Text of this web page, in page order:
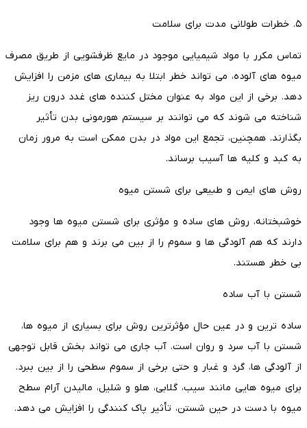
۵. خطرات طولانی مدت برای سلامت
تماس مکرر با مواد شیمیایی موجود در مایع ظرفشویی از طریق مصرف
میوه های آلوده، می تواند خطر ابتلا به بیماری های مزمن را افزایش
دهد. برخی از این مواد به عنوان مختل کننده های غدد درون ریز
شناخته می شوند که می توانند بر سیستم هورمونی بدن تأثیر
بگذارند. همچنین، تجمع این مواد در بدن ممکن است به مرور زمان
به کبد و کلیه ها آسیب برساند.
روش های ایمن و طبیعی برای شستن میوه
خوشبختانه، روش های ساده و مؤثری برای شستن میوه ها وجود
دارند که هم آلودگی ها و سموم را از بین می برند و هم برای سلامت
بی خطر هستند.
شستن با آب ساده
ساده ترین و در عین حال مؤثرترین روش برای بسیاری از میوه ها،
شستن با آب سرد و روان است. آب جاری می تواند بخش قابل توجهی
از آلودگی ها، گرد و غبار و حتی برخی از سموم سطحی را از بین ببرد.
برای میوه هایی مانند سیب، گلابی، هلو و شلیل، مالیدن آرام سطح
میوه با دست در حین شستن، تأثیر پاک کنندگی را افزایش می دهد.